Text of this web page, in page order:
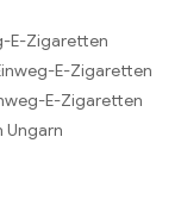
E-Zigaretten
E-Zigaretten
E-Zigaretten
Ungarn